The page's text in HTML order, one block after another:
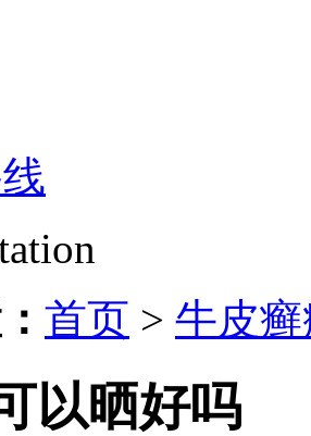
首页 > 牛皮
以晒好吗